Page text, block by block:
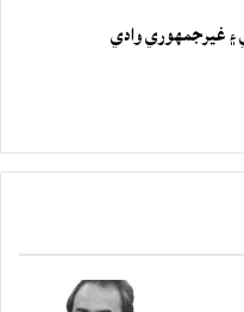
۽ غيرجمھوري وادي